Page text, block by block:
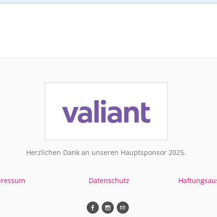
Herzlichen Dank an unseren Hauptsponsor 2025.
Datenschutz